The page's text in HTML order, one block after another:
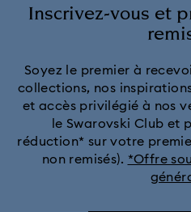
Inscrivez-vous et
Soyez le premier à
collections, nos
et accès privilégié à nos
le Swarovski Club et
réduction* sur votre
non remisés). *Offre